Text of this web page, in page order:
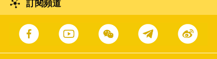
訂閱頻道